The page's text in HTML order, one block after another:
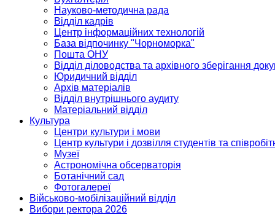
Науково-методична рада
Відділ кадрів
Центр інформаційних технологій
База відпочинку "Чорноморка"
Пошта ОНУ
Відділ діловодства та архівного зберігання
Юридичний відділ
Архів матеріалів
Відділ внутрішнього аудиту
Матеріальний відділ
Культура
Центри культури і мови
Центр культури і дозвілля студентів та
Музеї
Астрономічна обсерваторія
Ботанічний сад
Фотогалереї
Військово-мобілізаційний відділ
Вибори ректора 2026